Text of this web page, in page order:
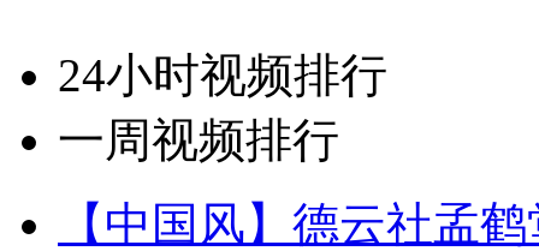
24小时视频排行
一周视频排行
【中国风】德云社孟